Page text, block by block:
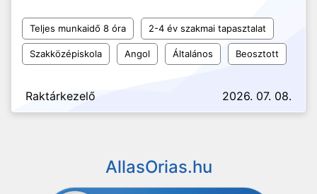
Teljes munkaidő 8 óra 2-4 év szakmai tapasztalat
Szakközépiskola Angol Általános Beosztott
Raktárkezelő 2026. 07. 08.
AllasOrias.hu